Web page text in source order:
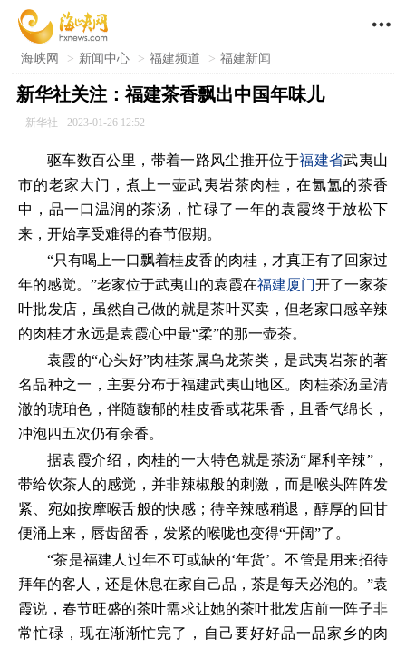

海峡网 > 新闻中心 > 福建频道 > 福建新闻
新华社关注：福建茶香飘出中国年味儿
新华社 2023-01-26 12:52
驱车数百公里，带着一路风尘推开位于福建省武夷山
市的老家大门，煮上一壶武夷岩茶肉桂，在氤氲的茶香
中，品一口温润的茶汤，忙碌了一年的袁霞终于放松下
来，开始享受难得的春节假期。
“只有喝上一口飘着桂皮香的肉桂，才真正有了回家过
年的感觉。”老家位于武夷山的袁霞在福建厦门开了一家茶
叶批发店，虽然自己做的就是茶叶买卖，但老家口感辛辣
的肉桂才永远是袁霞心中最“柔”的那一壶茶。
袁霞的“心头好”肉桂茶属乌龙茶类，是武夷岩茶的著
名品种之一，主要分布于福建武夷山地区。肉桂茶汤呈清
澈的琥珀色，伴随馥郁的桂皮香或花果香，且香气绵长，
冲泡四五次仍有余香。
据袁霞介绍，肉桂的一大特色就是茶汤“犀利辛辣”，
带给饮茶人的感觉，并非辣椒般的刺激，而是喉头阵阵发
紧、宛如按摩喉舌般的快感；待辛辣感稍退，醇厚的回甘
便涌上来，唇齿留香，发紧的喉咙也变得“开阔”了。
“茶是福建人过年不可或缺的‘年货’。不管是用来招待
拜年的客人，还是休息在家自己品，茶是每天必泡的。”袁
霞说，春节旺盛的茶叶需求让她的茶叶批发店前一阵子非
常忙碌，现在渐渐忙完了，自己要好好品一品家乡的肉